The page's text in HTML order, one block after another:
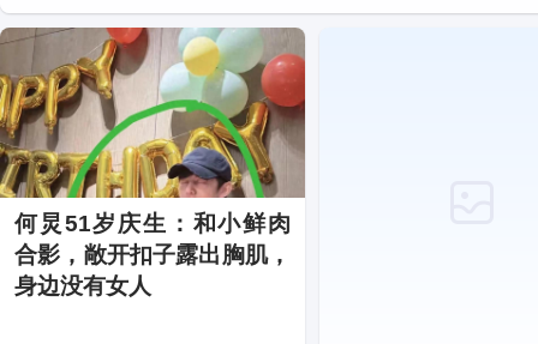
何炅51岁庆生：和小鲜肉
合影，敞开扣子露出胸肌，
身边没有女人